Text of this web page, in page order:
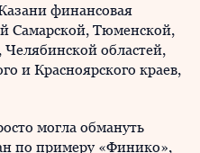
финансовая
Самарской, Тюменской,
областей,
и Красноярского краев,
могла обмануть
по примеру «Финико»,